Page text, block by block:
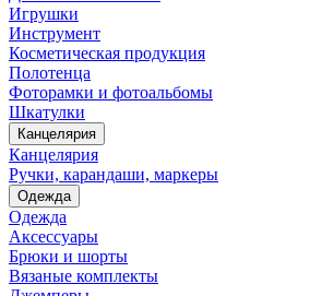
Игрушки
Инструмент
Косметическая продукция
Полотенца
Фоторамки и фотоальбомы
Шкатулки
Канцелярия
Канцелярия
Ручки, карандаши, маркеры
Одежда
Одежда
Аксессуары
Брюки и шорты
Вязаные комплекты